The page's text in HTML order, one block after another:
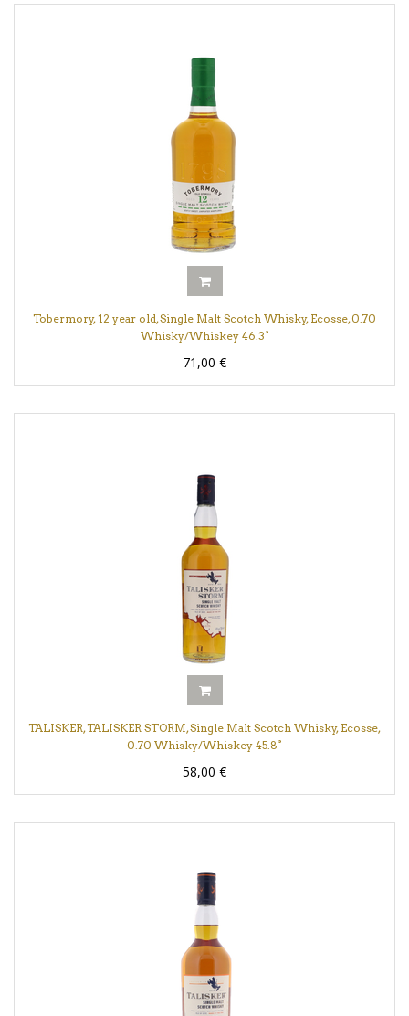
Tobermory, 12 year old, Single Malt Scotch Whisky, Ecosse, 0.70
Whisky/Whiskey 46.3°
71,00 €
TALISKER, TALISKER STORM, Single Malt Scotch Whisky, Ecosse,
0.70 Whisky/Whiskey 45.8°
58,00 €